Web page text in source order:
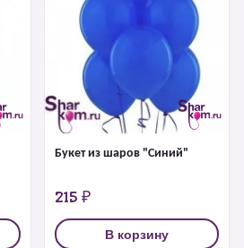
Букет из шаров "Синий"
215 ₽
В корзину